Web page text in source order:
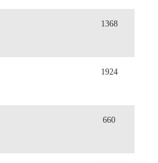
1368
1924
660